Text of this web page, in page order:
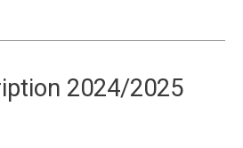
2024/2025